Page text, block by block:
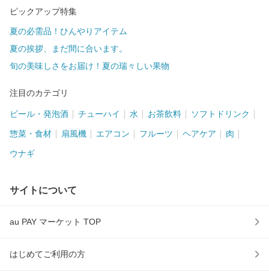
ピックアップ特集
夏の必需品！ひんやりアイテム
夏の挨拶、まだ間に合います。
旬の美味しさをお届け！夏の瑞々しい果物
注目のカテゴリ
ビール・発泡酒 チューハイ 水 お茶飲料 ソフトドリンク
惣菜・食材 扇風機 エアコン フルーツ ヘアケア 肉
ウナギ
サイトについて
au PAY マーケット TOP
はじめてご利用の方